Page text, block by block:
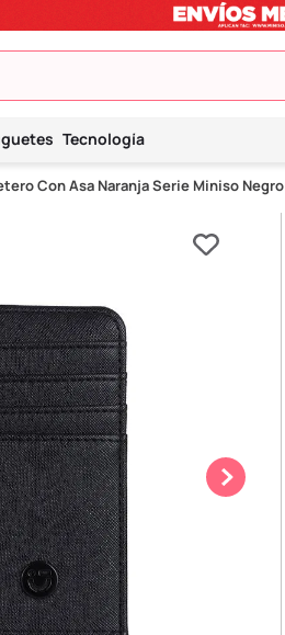
Tecnología
Con Asa Naranja Serie Miniso Negro